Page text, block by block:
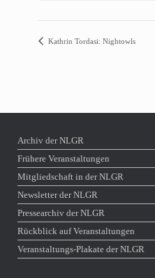
Kathrin Tordasi: Nightowls
Archiv der NLGR
Frühere Veranstaltungen
Mitgliedschaft in der NLGR
Newsletter der NLGR
Pressearchiv der NLGR
Rückblick auf Veranstaltungen
Veranstaltungs-Plakate der NLGR